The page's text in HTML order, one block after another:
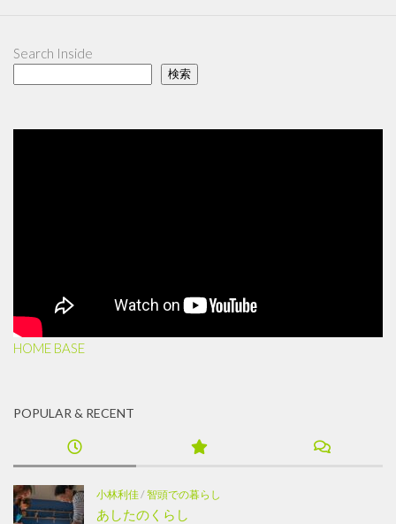
Search Inside
検索
HOME BASE
POPULAR & RECENT
小林利佳/智頭での暮らし
あしたのくらし